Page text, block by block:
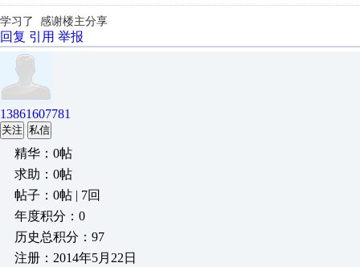
学习了 感谢楼主分享
回复 引用 举报
13861607781
关注 私信
精华：0帖
求助：0帖
帖子：0帖 | 7回
年度积分：0
历史总积分：97
注册：2014年5月22日